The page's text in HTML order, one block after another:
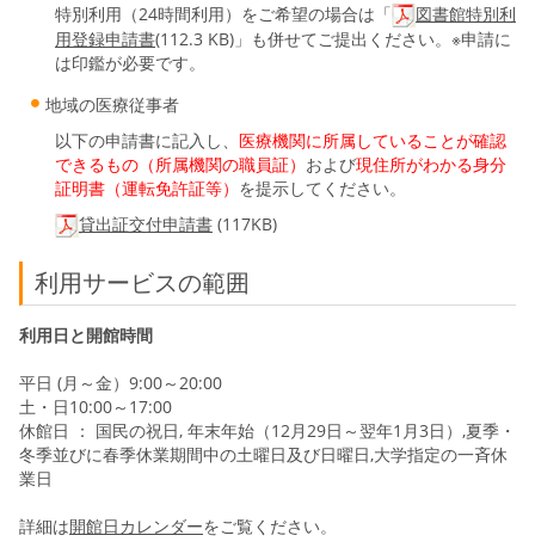
特別利用（24時間利用）をご希望の場合は「
図書館特別利
用登録申請書(112.3 KB)」も併せてご提出ください。※申請に
は印鑑が必要です。
地域の医療従事者
以下の申請書に記入し、 医療機関に所属していることが確認
できるもの（所属機関の職員証） および現住所がわかる身分
証明書（運転免許証等） を提示してください。
貸出証交付申請書 (117KB)
利用サービスの範囲
利用日と開館時間
平日 (月～金）9:00～20:00
土・日10:00～17:00
休館日 ： 国民の祝日, 年末年始（12月29日～翌年1月3日）,夏季・
冬季並びに春季休業期間中の土曜日及び日曜日,大学指定の一斉休
業日
詳細は開館日カレンダーをご覧ください。